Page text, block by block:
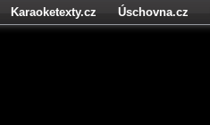
Karaoketexty.cz Úschovna.cz